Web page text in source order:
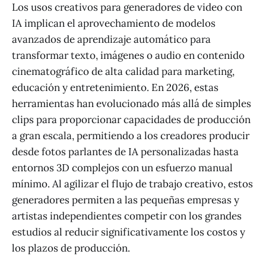
Los usos creativos para generadores de video con
IA implican el aprovechamiento de modelos
avanzados de aprendizaje automático para
transformar texto, imágenes o audio en contenido
cinematográfico de alta calidad para marketing,
educación y entretenimiento. En 2026, estas
herramientas han evolucionado más allá de simples
clips para proporcionar capacidades de producción
a gran escala, permitiendo a los creadores producir
desde fotos parlantes de IA personalizadas hasta
entornos 3D complejos con un esfuerzo manual
mínimo. Al agilizar el flujo de trabajo creativo, estos
generadores permiten a las pequeñas empresas y
artistas independientes competir con los grandes
estudios al reducir significativamente los costos y
los plazos de producción.